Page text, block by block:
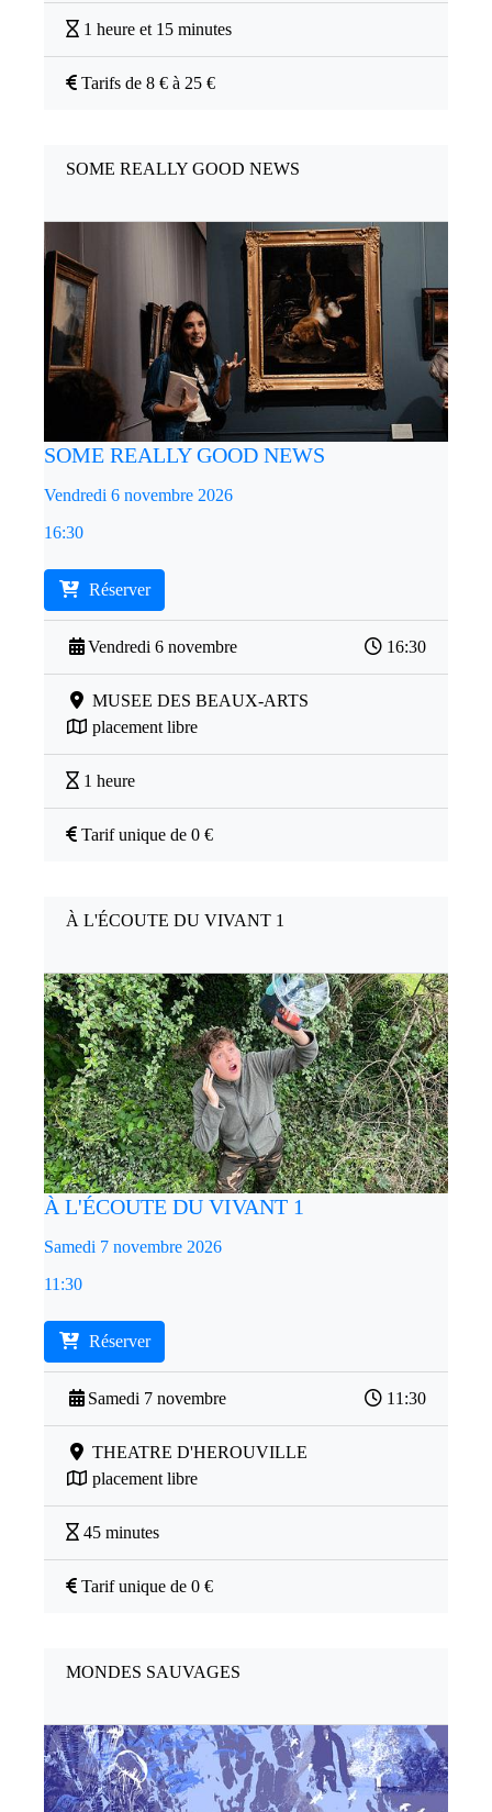
1 heure et 15 minutes
Tarifs de 8 € à 25 €
SOME REALLY GOOD NEWS
SOME REALLY GOOD NEWS
Vendredi 6 novembre 2026
16:30
Réserver
Vendredi 6 novembre 16:30
MUSEE DES BEAUX-ARTS
placement libre
1 heure
Tarif unique de 0 €
À L'ÉCOUTE DU VIVANT 1
À L'ÉCOUTE DU VIVANT 1
Samedi 7 novembre 2026
11:30
Réserver
Samedi 7 novembre 11:30
THEATRE D'HEROUVILLE
placement libre
45 minutes
Tarif unique de 0 €
MONDES SAUVAGES